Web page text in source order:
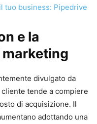
tuo business: Pipedrive
e la
divulgato da
tende a compiere
di acquisizione. Il
adottando una